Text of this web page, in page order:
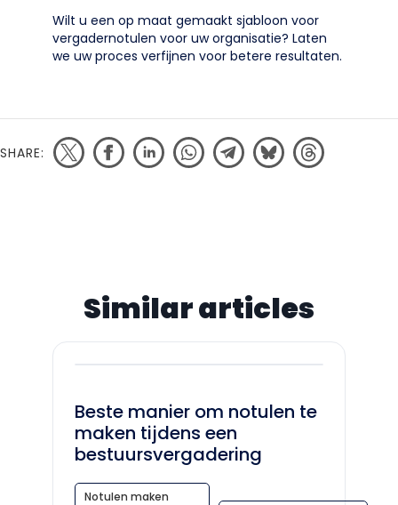
Wilt u een op maat gemaakt sjabloon voor
vergadernotulen voor uw organisatie? Laten
we uw proces verfijnen voor betere resultaten.
SHARE:
Similar articles
Beste manier om notulen te
maken tijdens een
bestuursvergadering
Notulen maken